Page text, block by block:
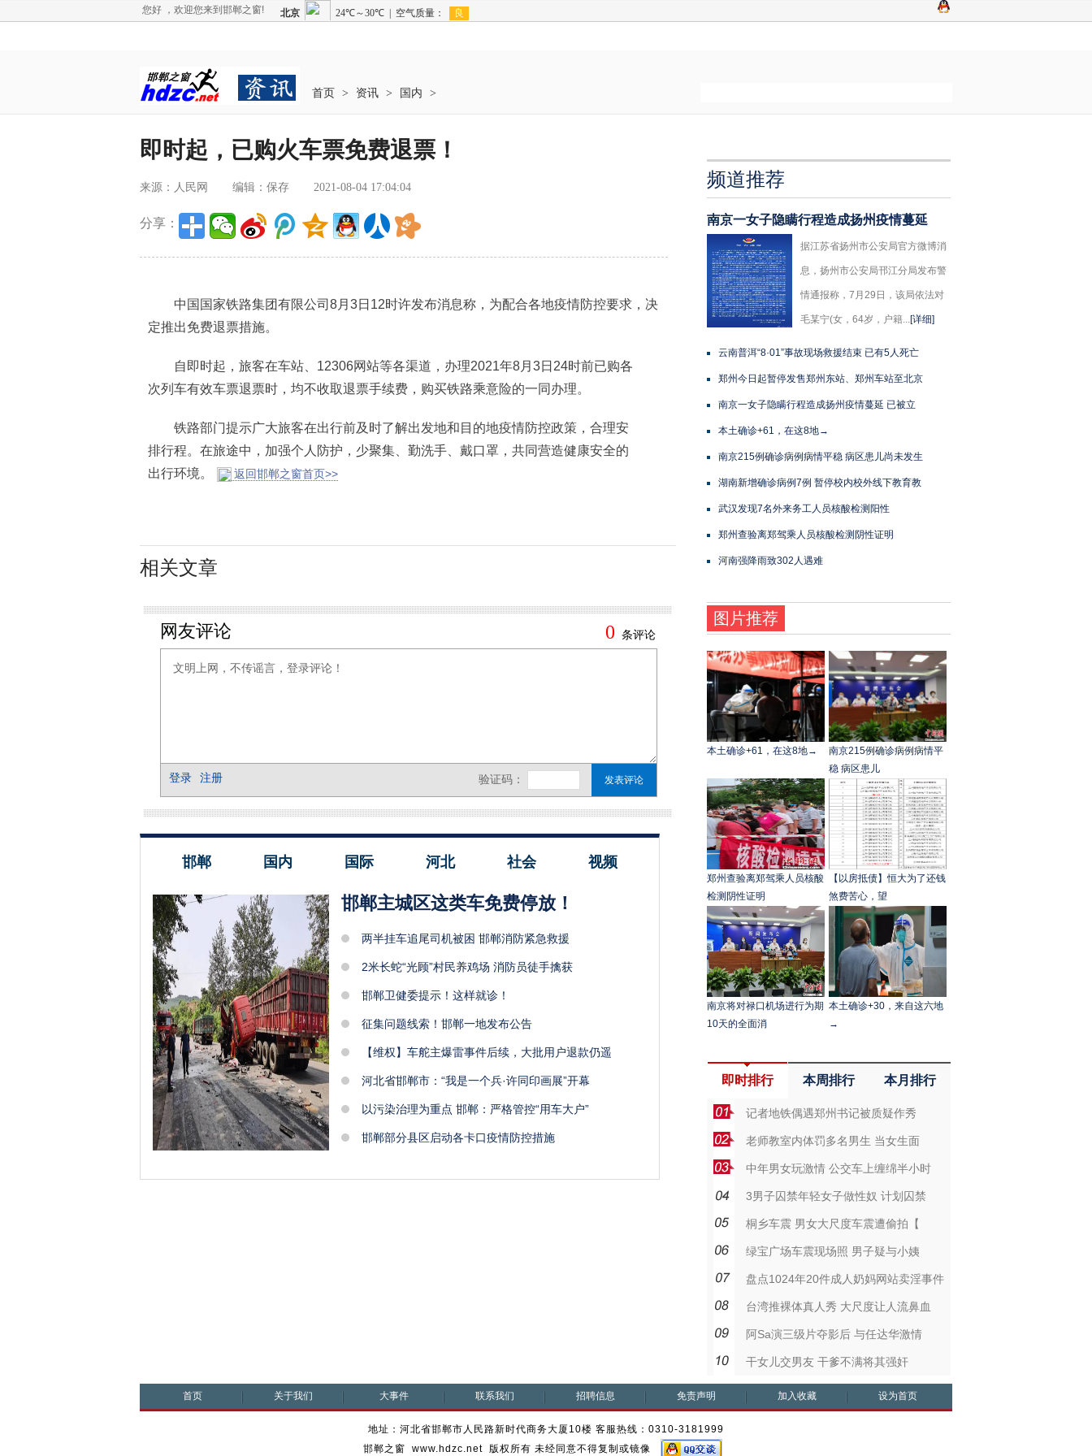
您好 ，欢迎您来到邯郸之窗!
首页 > 资讯 > 国内 >
即时起，已购火车票免费退票！
来源：人民网 编辑：保存 2021-08-04 17:04:04
分享：
中国国家铁路集团有限公司8月3日12时许发布消息称，为配合各地疫情防控要求，决
定推出免费退票措施。
自即时起，旅客在车站、12306网站等各渠道，办理2021年8月3日24时前已购各
次列车有效车票退票时，均不收取退票手续费，购买铁路乘意险的一同办理。
铁路部门提示广大旅客在出行前及时了解出发地和目的地疫情防控政策，合理安
排行程。在旅途中，加强个人防护，少聚集、勤洗手、戴口罩，共同营造健康安全的
出行环境。
返回邯郸之窗首页>>
相关文章
邯郸 国内 国际 河北 社会 视频
邯郸主城区这类车免费停放！
两半挂车追尾司机被困 邯郸消防紧急救援
2米长蛇“光顾”村民养鸡场 消防员徒手擒获
邯郸卫健委提示！这样就诊！
征集问题线索！邯郸一地发布公告
【维权】车舵主爆雷事件后续，大批用户退款仍遥
河北省邯郸市：“我是一个兵·许同印画展”开幕
以污染治理为重点 邯郸：严格管控“用车大户”
邯郸部分县区启动各卡口疫情防控措施
频道推荐
南京一女子隐瞒行程造成扬州疫情蔓延
据江苏省扬州市公安局官方微博消
息，扬州市公安局邗江分局发布警
情通报称，7月29日，该局依法对
毛某宁(女，64岁，户籍...[详细]
云南普洱“8·01”事故现场救援结束 已有5人死亡
郑州今日起暂停发售郑州东站、郑州车站至北京
南京一女子隐瞒行程造成扬州疫情蔓延 已被立
本土确诊+61，在这8地→
南京215例确诊病例病情平稳 病区患儿尚未发生
湖南新增确诊病例7例 暂停校内校外线下教育教
武汉发现7名外来务工人员核酸检测阳性
郑州查验离郑驾乘人员核酸检测阴性证明
河南强降雨致302人遇难
图片推荐
本土确诊+61，在这8地→
南京215例确诊病例病情平
稳 病区患儿
郑州查验离郑驾乘人员核酸
检测阴性证明
【以房抵债】恒大为了还钱
煞费苦心，望
南京将对禄口机场进行为期
10天的全面消
本土确诊+30，来自这六地
→
即时排行 本周排行 本月排行
记者地铁偶遇郑州书记被质疑作秀
老师教室内体罚多名男生 当女生面
中年男女玩激情 公交车上缠绵半小时
3男子囚禁年轻女子做性奴 计划囚禁
桐乡车震 男女大尺度车震遭偷拍【
绿宝广场车震现场照 男子疑与小姨
盘点1024年20件成人奶妈网站卖淫事件
台湾推裸体真人秀 大尺度让人流鼻血
阿Sa演三级片夺影后 与任达华激情
干女儿交男友 干爹不满将其强奸
首页 关于我们 大事件 联系我们 招聘信息 免责声明 加入收藏 设为首页
地址：河北省邯郸市人民路新时代商务大厦10楼 客服热线：0310-3181999
邯郸之窗 www.hdzc.net 版权所有 未经同意不得复制或镜像